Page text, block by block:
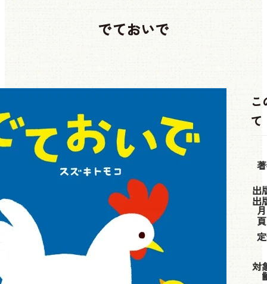
でておいで
こ
て
出
出
対